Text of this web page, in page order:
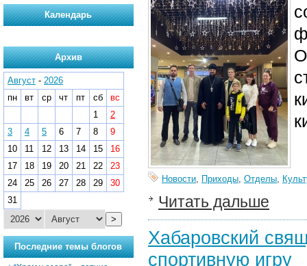
Новости, Приходы, Отделы,
Читать дальше
Хабаровский
спортивную игру
Календарь
Архив
Август - 2026
пн
вт ср чт пт сб
вс
1
2
3
4 5 6 7 8
9
10
11 12 13 14 15
16
17
18 19 20 21 22
23
24
25 26 27 28 29
30
31
>
Последние темы блогов